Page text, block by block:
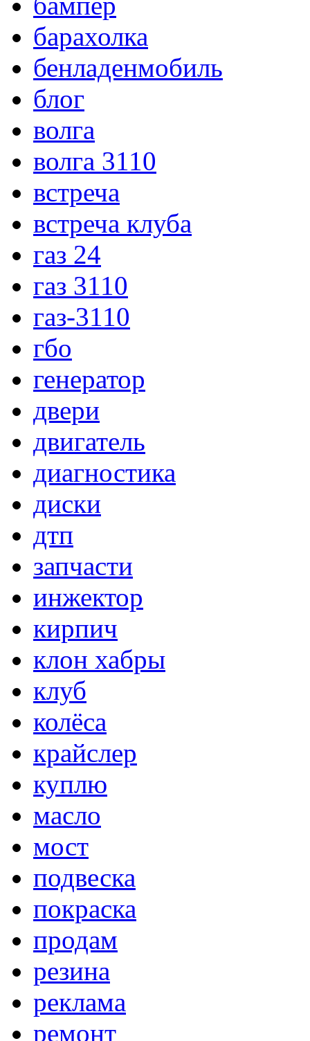
барахолка
бенладенмобиль
блог
волга
волга 3110
встреча
встреча клуба
газ 24
газ 3110
газ-3110
гбо
генератор
двери
двигатель
диагностика
диски
дтп
запчасти
инжектор
кирпич
клон хабры
клуб
колёса
крайслер
куплю
масло
мост
подвеска
покраска
продам
резина
реклама
ремонт